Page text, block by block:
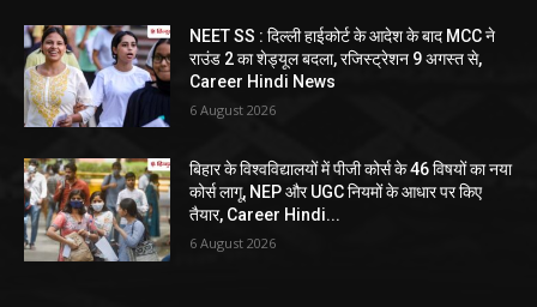
NEET SS : दिल्ली हाईकोर्ट के आदेश के बाद MCC ने
राउंड 2 का शेड्यूल बदला, रजिस्ट्रेशन 9 अगस्त से,
Career Hindi News
6 August 2026
बिहार के विश्वविद्यालयों में पीजी कोर्स के 46 विषयों का नया
कोर्स लागू, NEP और UGC नियमों के आधार पर किए
तैयार, Career Hindi...
6 August 2026